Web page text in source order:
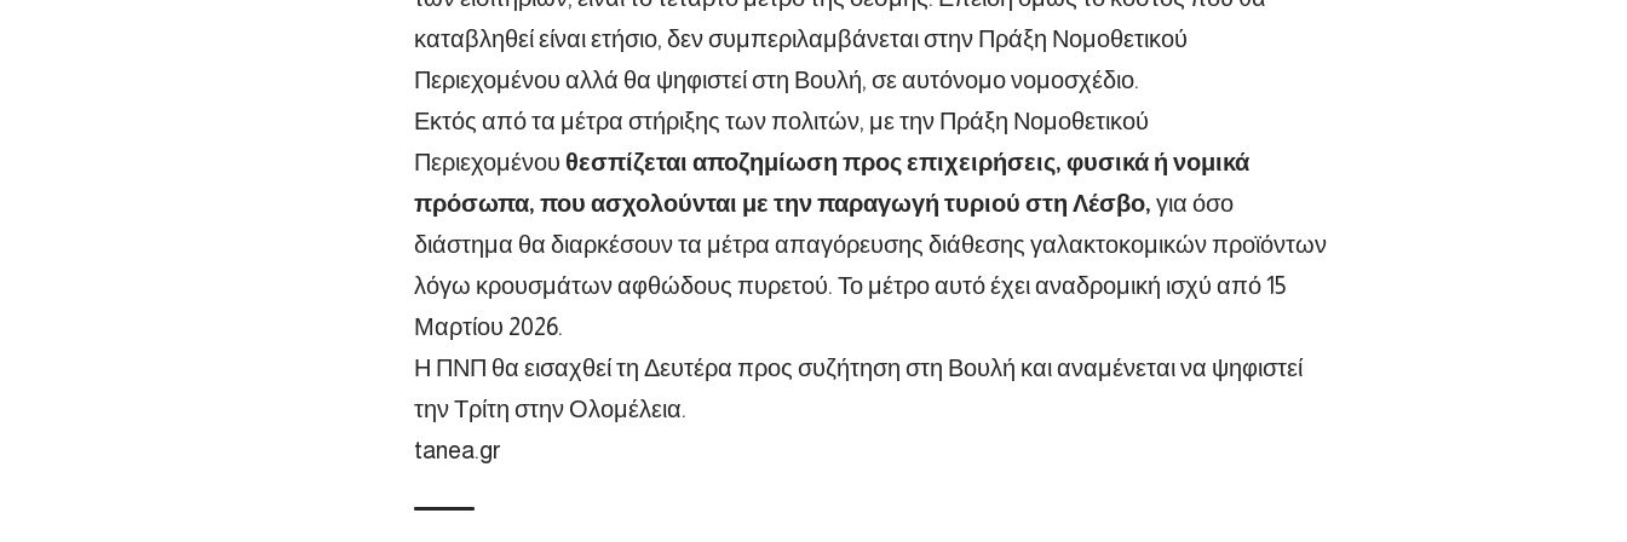
καταβληθεί είναι ετήσιο, δεν συμπεριλαμβάνεται στην Πράξη Νομοθετικού
Περιεχομένου αλλά θα ψηφιστεί στη Βουλή, σε αυτόνομο νομοσχέδιο.
Εκτός από τα μέτρα στήριξης των πολιτών, με την Πράξη Νομοθετικού
Περιεχομένου θεσπίζεται αποζημίωση προς επιχειρήσεις, φυσικά ή νομικά
πρόσωπα, που ασχολούνται με την παραγωγή τυριού στη Λέσβο, για όσο
διάστημα θα διαρκέσουν τα μέτρα απαγόρευσης διάθεσης γαλακτοκομικών προϊόντων
λόγω κρουσμάτων αφθώδους πυρετού. Το μέτρο αυτό έχει αναδρομική ισχύ από 15
Μαρτίου 2026.
Η ΠΝΠ θα εισαχθεί τη Δευτέρα προς συζήτηση στη Βουλή και αναμένεται να ψηφιστεί
την Τρίτη στην Ολομέλεια.
tanea.gr